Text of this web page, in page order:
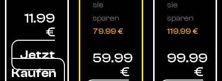
11.99
€
Jetzt
Kaufen
sie
sparen
79.99 €
59.99
€
sie
sparen
119.99 €
99.99
€